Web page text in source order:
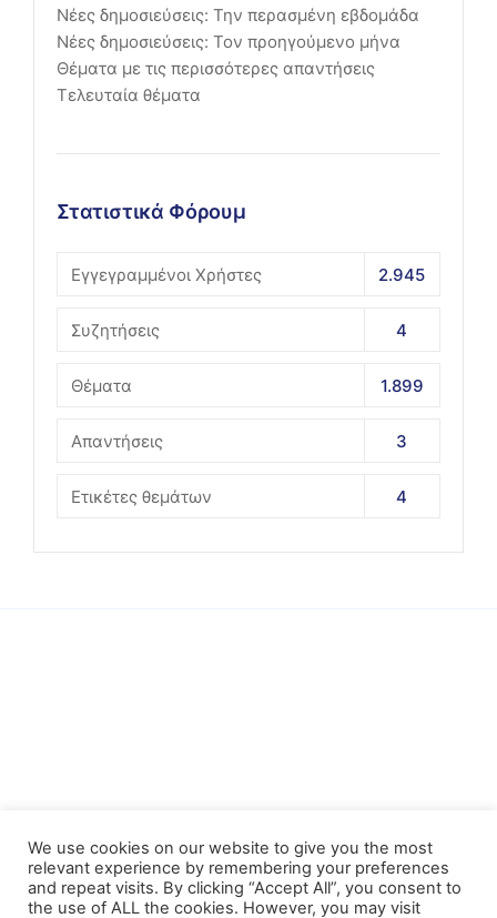
Νέες δημοσιεύσεις: Την περασμένη εβδομάδα
Νέες δημοσιεύσεις: Τον προηγούμενο μήνα
Θέματα με τις περισσότερες απαντήσεις
Τελευταία θέματα
Στατιστικά Φόρουμ
Εγγεγραμμένοι Χρήστες 2.945
Συζητήσεις 4
Θέματα 1.899
Απαντήσεις 3
Ετικέτες θεμάτων 4
We use cookies on our website to give you the most
relevant experience by remembering your preferences
and repeat visits. By clicking “Accept All”, you consent to
the use of ALL the cookies. However, you may visit